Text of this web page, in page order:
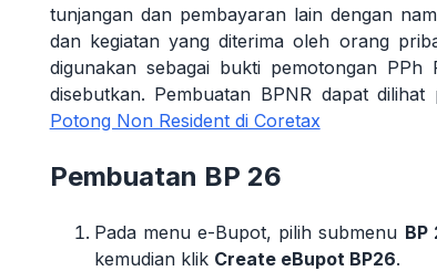
tunjangan dan pembayaran lain dengan
dan kegiatan yang diterima oleh orang
digunakan sebagai bukti pemotongan
disebutkan. Pembuatan BPNR dapat
Potong Non Resident di Coretax
Pembuatan BP 26
Pada menu e-Bupot, pilih submenu BP
kemudian klik Create eBupot BP26.